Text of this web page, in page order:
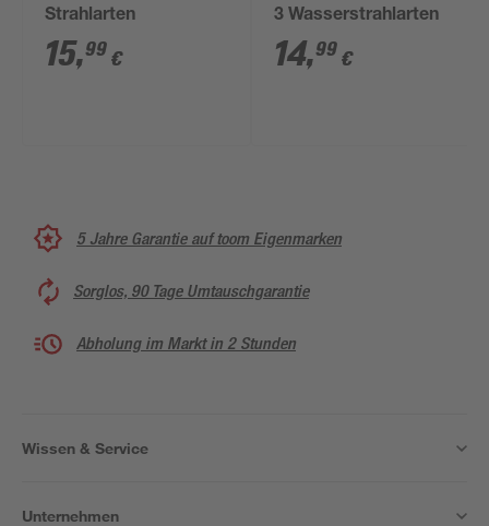
Strahlarten
15,99 €
3 Wasserstrahlarten
14,99 €
5 Jahre Garantie auf toom Eigenmarken
Sorglos, 90 Tage Umtauschgarantie
Abholung im Markt in 2 Stunden
Wissen & Service
Unternehmen